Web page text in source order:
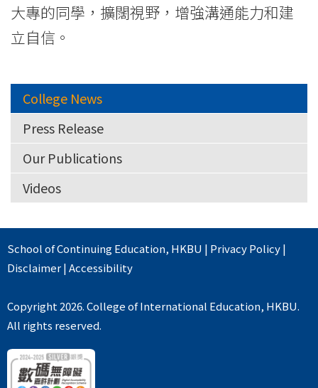
大專的同學，擴闊視野，增強溝通能力和建
立自信。
College News
Press Release
Our Publications
Videos
School of Continuing Education, HKBU | Privacy Policy|
Disclaimer|Accessibility
Copyright 2026. College of International Education, HKBU.
All rights reserved.